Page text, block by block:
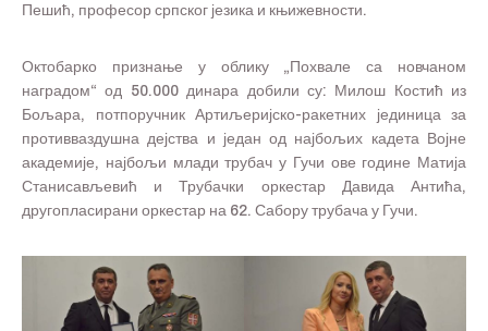
Пешић, професор српског језика и књижевности.
Октобарко признање у облику „Похвале са новчаном
наградом“ од 50.000 динара добили су: Милош Костић из
Бољара, потпоручник Артиљеријско-ракетних јединица за
противваздушна дејства и један од најбољих кадета Војне
академије, најбољи млади трубач у Гучи ове године Матија
Станисављевић и Трубачки оркестар Давида Антића,
другопласирани оркестар на 62. Сабору трубача у Гучи.